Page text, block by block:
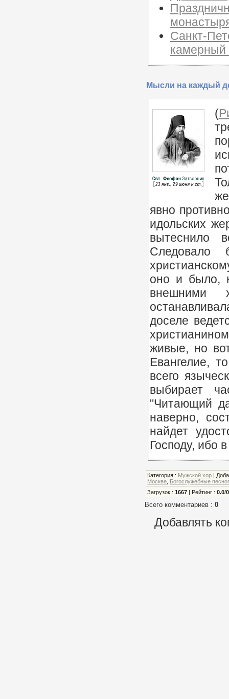
Санкт-
камерный
Мысли на каждый
(
явно
идольских
вытеснило
Следовало
оно и было,
внешними
доселе
живые, но
Евангелие,
всего
выбирает
"Читающий
наверно,
найдет
Господу, ибо
Категория : Мужской хор
Москве
Богослужебные
Загрузок :1667 Рейтинг :0.0/0
Всего комментариев :0
Добавлять